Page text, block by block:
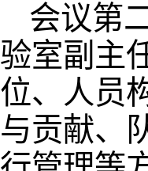
会议第
验室副主
位、人员
与贡献、